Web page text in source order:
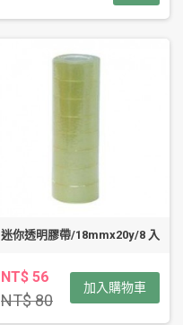
迷你透明膠帶/18mmx20y/8 入
NT$ 56
NT$ 80
加入購物車